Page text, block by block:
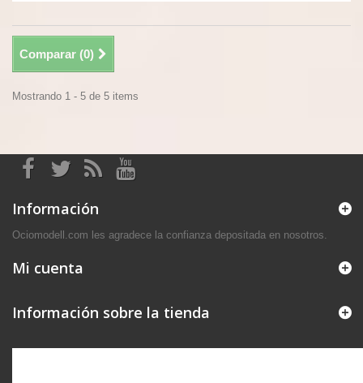
Comparar (0)
Mostrando 1 - 5 de 5 items
Información
Ociomodell.com les agradece la confianza depositada en nosotros.
Mi cuenta
Información sobre la tienda